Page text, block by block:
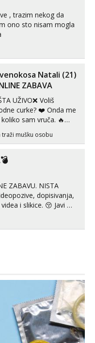
, trazim nekog da
ono sto nisam mogla
Natali (21)
ZABAVA
Voliš
curke? ❤️ Onda me
sam vruča.‎ ️‍🔥
ima 100%
Misli su mi uvijek
ponudi možeš
traži mušku osobu
ZABAVU. NISTA
i slikice. 😚 Javi mi
+385 91 723 0045